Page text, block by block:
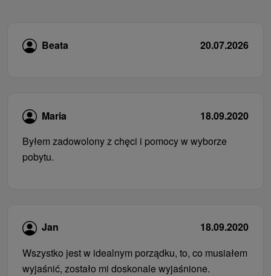
Beata 20.07.2026
Maria
18.09.2020
Byłem zadowolony z chęci i pomocy w wyborze
pobytu.
Jan
18.09.2020
Wszystko jest w idealnym porządku, to, co musiałem
wyjaśnić, zostało mi doskonale wyjaśnione.